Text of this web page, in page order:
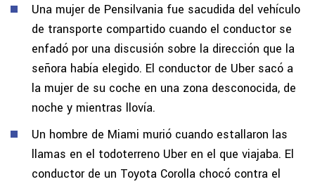
Una mujer de Pensilvania fue sacudida del vehículo
de transporte compartido cuando el conductor se
enfadó por una discusión sobre la dirección que la
señora había elegido. El conductor de Uber sacó a
la mujer de su coche en una zona desconocida, de
noche y mientras llovía.
Un hombre de Miami murió cuando estallaron las
llamas en el todoterreno Uber en el que viajaba. El
conductor de un Toyota Corolla chocó contra el